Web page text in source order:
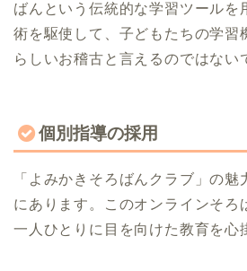
ばんという伝統的な学習ツールを
術を駆使して、子どもたちの学習
らしいお稽古と言えるのではない
個別指導の採用
「よみかきそろばんクラブ」の
にあります。このオンラインそろ
一人ひとりに目を向けた教育を心